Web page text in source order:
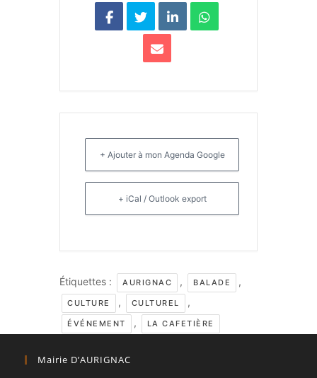
+ Ajouter à mon Agenda Google
+ iCal / Outlook export
Étiquettes : AURIGNAC , BALADE ,
CULTURE , CULTUREL ,
ÉVÉNEMENT , LA CAFETIÈRE
Mairie D’AURIGNAC